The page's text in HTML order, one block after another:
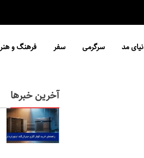
مد سرگرمی سفر فرهنگ و هنر
آخرین خبرها